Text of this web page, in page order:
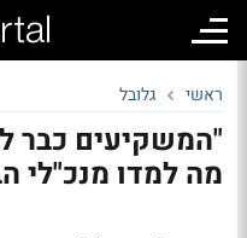
ראשי גלובל
"המשקיעים כבר
מה למדו מנכ"לי